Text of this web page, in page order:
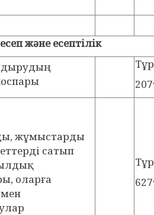
және есептілік
жұмыстарды
сатып
оларға
мен